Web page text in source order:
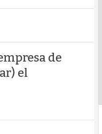
de
el